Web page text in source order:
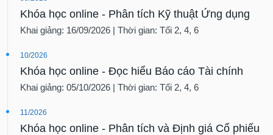
Khóa học online - Phân tích Kỹ thuật Ứng dụng
Khai giảng: 16/09/2026 | Thời gian: Tối 2, 4, 6
10/2026
Khóa học online - Đọc hiểu Báo cáo Tài chính
Khai giảng: 05/10/2026 | Thời gian: Tối 2, 4, 6
11/2026
Khóa học online - Phân tích và Định giá Cổ phiếu